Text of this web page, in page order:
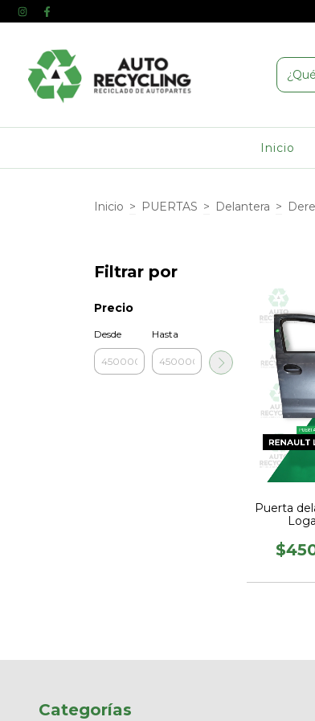
Inicio
Inicio > PUERTAS > Delantera >
Filtrar por
Precio
Desde Hasta
Puerta
Categorías